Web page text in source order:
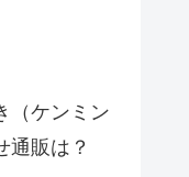
（ケンミン
通販は？